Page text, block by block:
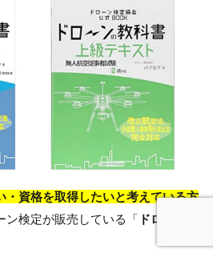
・資格を取得したいと考えている方
ン検定が販売している「 ドローンの